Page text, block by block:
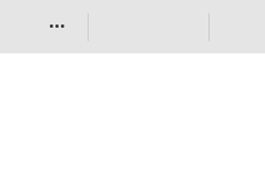
•••